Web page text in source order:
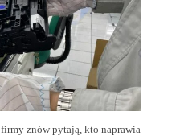
znów pytają, kto naprawia